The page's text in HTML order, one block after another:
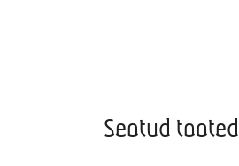
Seotud tooted